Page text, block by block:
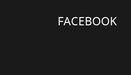
FACEBOOK